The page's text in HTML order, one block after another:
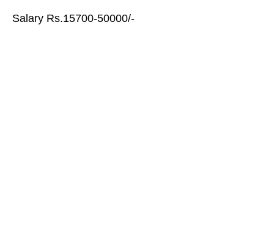
Salary Rs.15700-50000/-